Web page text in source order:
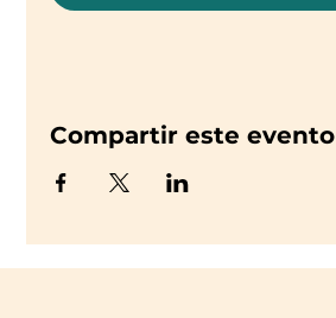
Compartir este evento